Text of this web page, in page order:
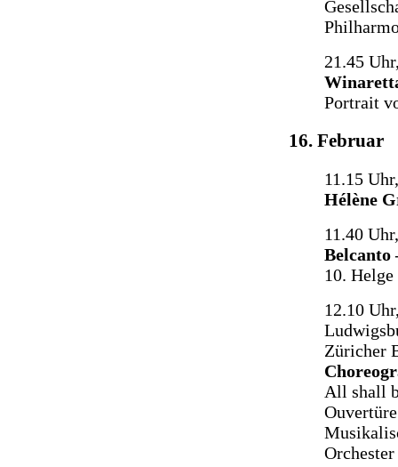
21.45
Portrait
16. Februar
11.15
Hélène
11.40
Belcanto
10. Helge
12.10
Züricher
All shall